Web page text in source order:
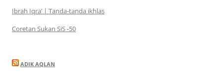
Ibrah Iqra’ | Tanda-tanda ikhlas
Coretan Sukan SiS -50
ADIK AQLAN